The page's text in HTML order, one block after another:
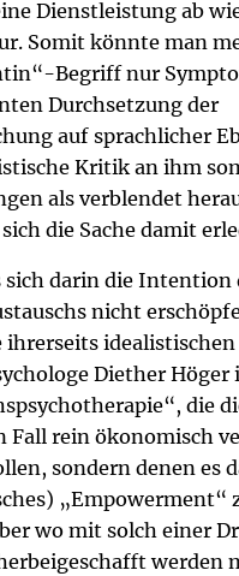
Dienstleistung ab
Somit könnte man
Begriff nur
Durchsetzung der
auf sprachlicher
Kritik an ihm
als verblendet
die Sache damit
sich darin die Intention
nicht
ihrerseits
Diether Höger
die
Fall rein ökonomisch
sondern denen es
„Empowerment“
wo mit solch einer
werden